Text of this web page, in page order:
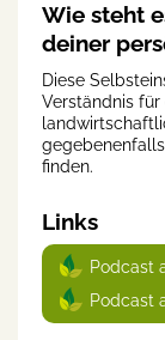
Wie steht
deiner
Diese
Verständnis
finden.
Links
Podcast
Podcast